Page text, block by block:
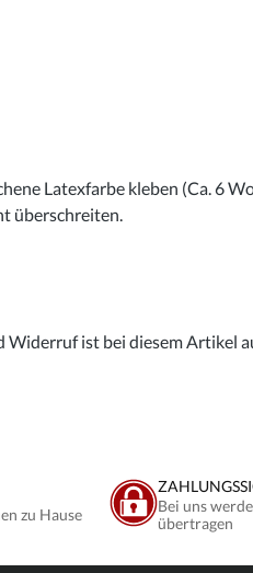
Latexfarbe kleben (Ca. 6
überschreiten.
ist bei diesem Artikel
zu Hause
Bei uns
übertragen